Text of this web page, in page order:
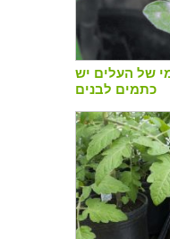
של העלים יש
כתמים לבנים